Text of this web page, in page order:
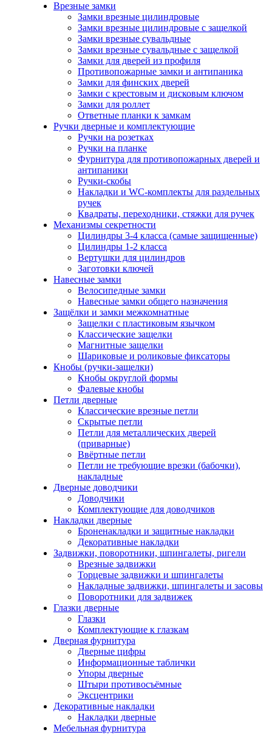
Врезные замки
Замки врезные цилиндровые
Замки врезные цилиндровые с защелкой
Замки врезные сувальдные
Замки врезные сувальдные с защелкой
Замки для дверей из профиля
Противопожарные замки и антипаника
Замки для финских дверей
Замки с крестовым и дисковым ключом
Замки для роллет
Ответные планки к замкам
Ручки дверные и комплектующие
Ручки на розетках
Ручки на планке
Фурнитура для противопожарных дверей и
антипаники
Ручки-скобы
Накладки и WC-комплекты для раздельных
ручек
Квадраты, переходники, стяжки для ручек
Механизмы секретности
Цилиндры 3-4 класса (самые защищенные)
Цилиндры 1-2 класса
Вертушки для цилиндров
Заготовки ключей
Навесные замки
Велосипедные замки
Навесные замки общего назначения
Защёлки и замки межкомнатные
Защелки с пластиковым язычком
Классические защелки
Магнитные защелки
Шариковые и роликовые фиксаторы
Кнобы (ручки-защелки)
Кнобы округлой формы
Фалевые кнобы
Петли дверные
Классические врезные петли
Скрытые петли
Петли для металлических дверей
(приварные)
Ввёртные петли
Петли не требующие врезки (бабочки),
накладные
Дверные доводчики
Доводчики
Комплектующие для доводчиков
Накладки дверные
Броненакладки и защитные накладки
Декоративные накладки
Задвижки, поворотники, шпингалеты, ригели
Врезные задвижки
Торцевые задвижки и шпингалеты
Накладные задвижки, шпингалеты и засовы
Поворотники для задвижек
Глазки дверные
Глазки
Комплектующие к глазкам
Дверная фурнитура
Дверные цифры
Информационные таблички
Упоры дверные
Штыри противосъёмные
Эксцентрики
Декоративные накладки
Накладки дверные
Мебельная фурнитура